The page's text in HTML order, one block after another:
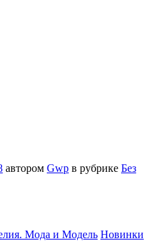
автором Gwp в рубрике Без
Мода и Модель Новинки